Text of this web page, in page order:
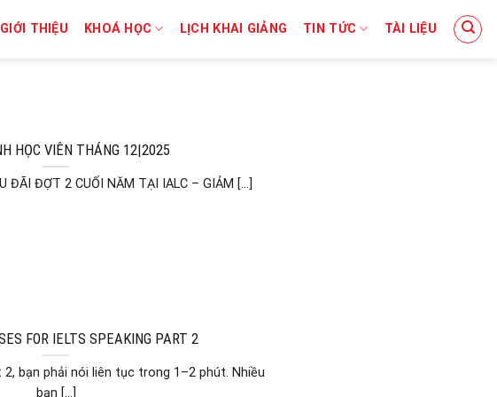
GIỚI THIỆU KHOÁ HỌC LỊCH KHAI GIẢNG TIN TỨC TÀI LIỆU
HỌC VIÊN THÁNG 12|2025
ĐÃI ĐỢT 2 CUỐI NĂM TẠI IALC – GIẢM [...]
FOR IELTS SPEAKING PART 2
2, bạn phải nói liên tục trong 1–2 phút. Nhiều
bạn [...]